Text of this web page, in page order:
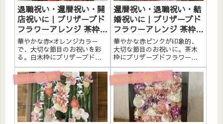
退職祝い・還暦祝い・開
店祝いに｜プリザーブド
フラワーアレンジ 茶枠
〈赤オレンジ〉文字入れ
華やかな赤×オレンジカラー
で、大切な節目のお祝いを彩
る。白木枠にプリザーブドフ
ラワーと造花をたっぷりアレ
ンジしました。アクリルプレ
ートへの白文字入れ無料。自
立するので壁かけでも置き型
でも飾れます。こんな方へ退
職祝い・感謝の贈りものに還
暦祝い...
還暦祝い・退職祝い・結
婚祝いに｜プリザーブド
フラワーアレンジ 茶枠
〈赤ピンク〉文字入れ
華やかな赤ピンクが印象的、
大切な節目のお祝いに。茶木
枠にプリザーブドフラワーと
造花をたっぷりアレンジしま
した。アクリルプレートへの
メッセージ入れ無料。自立す
るので壁かけでも置き型でも
飾れます。こんな方へ還暦祝
い（60歳）のプレゼントに退
職祝...
和のテイストを贈る 長寿のお祝い（還暦・古希・喜寿・米寿）